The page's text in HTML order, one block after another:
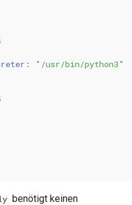
:
"/usr/bin/python3"
benötigt keinen